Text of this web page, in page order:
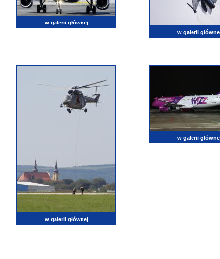
w galerii głównej
w galerii
w galerii głównej
w galerii